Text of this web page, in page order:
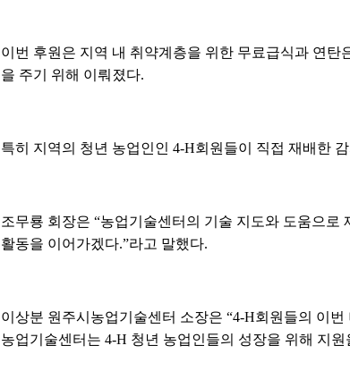
이번 후원은 지역 내 취약계층을 위한 무료급식과 연
을 주기 위해 이뤄졌다.
특히 지역의 청년 농업인인 4-H회원들이 직접 재배한
조무룡 회장은 “농업기술센터의 기술 지도와 도움으로
활동을 이어가겠다.”라고 말했다.
이상분 원주시농업기술센터 소장은 “4-H회원들의 이
농업기술센터는 4-H 청년 농업인들의 성장을 위해 지